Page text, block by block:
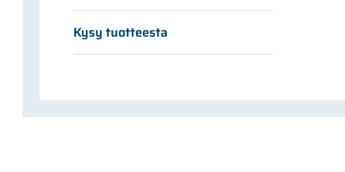
Kysy tuotteesta